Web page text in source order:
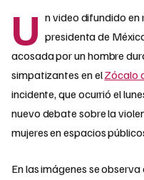
U n video difundido en
presidenta de
acosada por un hombre
simpatizantes en elZócalo
incidente, que ocurrió el
nuevo debate sobre la
mujeres en espacios
En las imágenes se